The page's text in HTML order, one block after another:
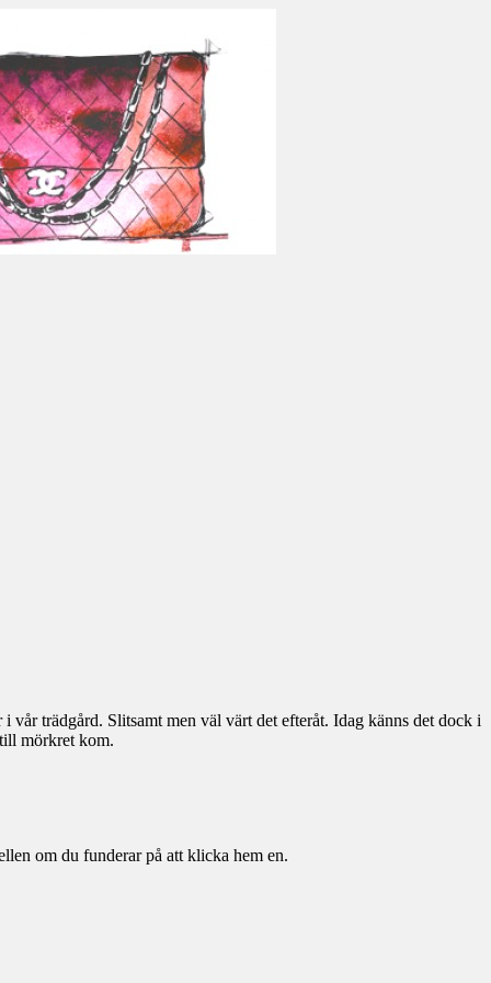
trädgård. Slitsamt men väl värt det efteråt. Idag känns det dock i
mörkret kom.
om du funderar på att klicka hem en.